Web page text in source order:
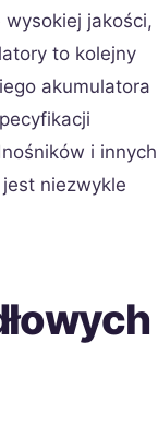
jakości,
to kolejny
akumulatora
i innych
niezwykle